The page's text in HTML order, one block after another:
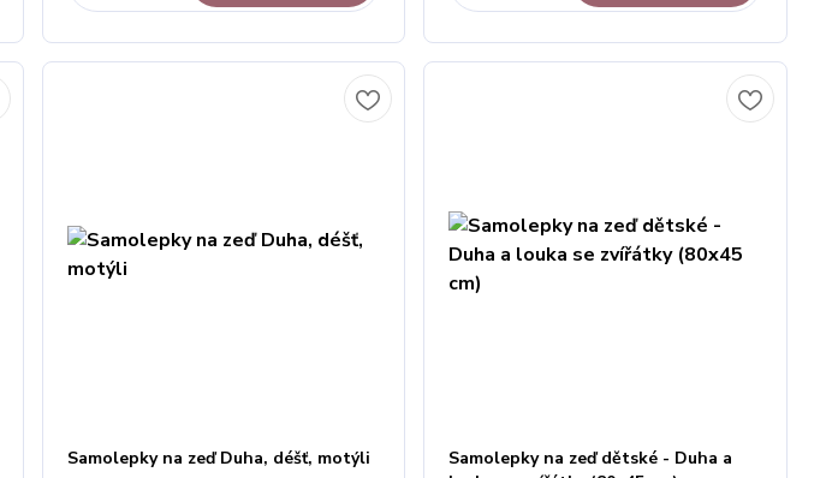
Samolepky na zeď Duha, déšť, motýli
Samolepky na zeď dětské - Duha a